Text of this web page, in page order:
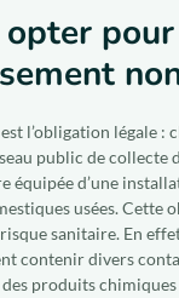
opter pour
l’obligation légale :
public de collecte
équipée d’une
usées. Cette
sanitaire. En
contenir divers
des produits